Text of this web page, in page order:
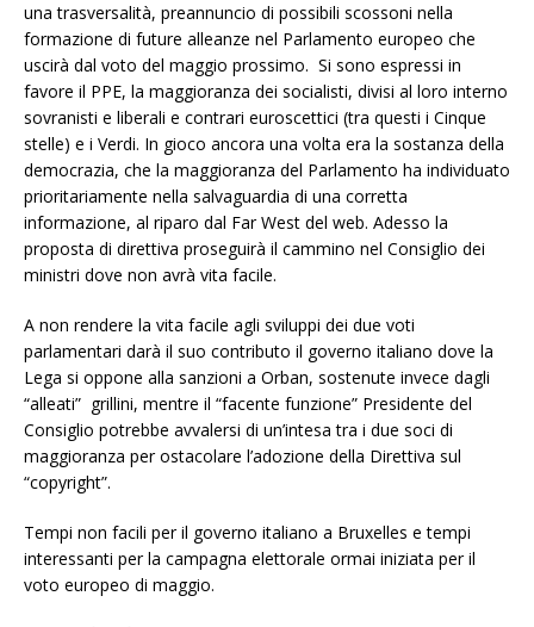
una trasversalità, preannuncio di possibili scossoni nella
formazione di future alleanze nel Parlamento europeo che
uscirà dal voto del maggio prossimo. Si sono espressi in
favore il PPE, la maggioranza dei socialisti, divisi al loro interno
sovranisti e liberali e contrari euroscettici (tra questi i Cinque
stelle) e i Verdi. In gioco ancora una volta era la sostanza della
democrazia, che la maggioranza del Parlamento ha individuato
prioritariamente nella salvaguardia di una corretta
informazione, al riparo dal Far West del web. Adesso la
proposta di direttiva proseguirà il cammino nel Consiglio dei
ministri dove non avrà vita facile.
A non rendere la vita facile agli sviluppi dei due voti
parlamentari darà il suo contributo il governo italiano dove la
Lega si oppone alla sanzioni a Orban, sostenute invece dagli
“alleati” grillini, mentre il “facente funzione” Presidente del
Consiglio potrebbe avvalersi di un’intesa tra i due soci di
maggioranza per ostacolare l’adozione della Direttiva sul
“copyright”.
Tempi non facili per il governo italiano a Bruxelles e tempi
interessanti per la campagna elettorale ormai iniziata per il
voto europeo di maggio.